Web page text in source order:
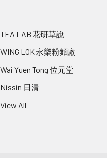
TEA LAB 花研草說
WING LOK 永樂粉麵廠
Wai Yuen Tong 位元堂
Nissin 日清
View All